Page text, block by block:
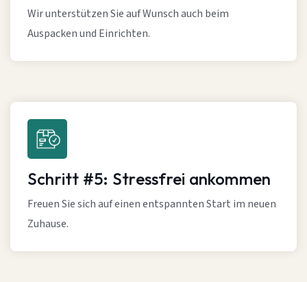
Wir unterstützen Sie auf Wunsch auch beim
Auspacken und Einrichten.
Schritt #5: Stressfrei ankommen
Freuen Sie sich auf einen entspannten Start im neuen
Zuhause.